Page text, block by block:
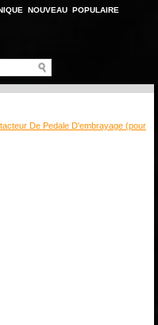
NOUVEAU POPULAIRE
De Pedale D'embrayage (pour